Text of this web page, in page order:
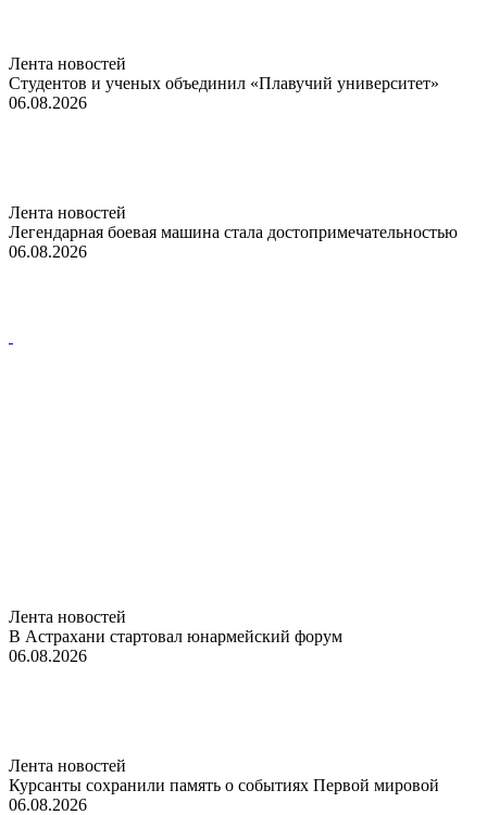
Лента новостей
Студентов и ученых объединил «Плавучий университет»
06.08.2026
Лента новостей
Легендарная боевая машина стала достопримечательностью
06.08.2026
Лента новостей
В Астрахани стартовал юнармейский форум
06.08.2026
Лента новостей
Курсанты сохранили память о событиях Первой мировой
06.08.2026